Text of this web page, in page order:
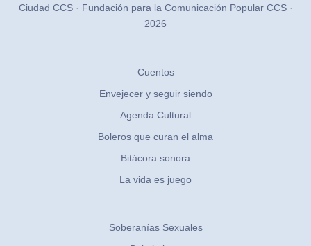
Ciudad CCS · Fundación para la Comunicación Popular CCS ·
2026
Cuentos
Envejecer y seguir siendo
Agenda Cultural
Boleros que curan el alma
Bitácora sonora
La vida es juego
Soberanías Sexuales